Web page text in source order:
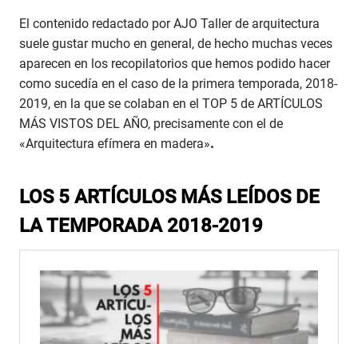
El contenido redactado por AJO Taller de arquitectura
suele gustar mucho en general, de hecho muchas veces
aparecen en los recopilatorios que hemos podido hacer
como sucedía en el caso de la primera temporada, 2018-
2019, en la que se colaban en el TOP 5 de ARTÍCULOS
MÁS VISTOS DEL AÑO, precisamente con el de
«Arquitectura efímera en madera».
LOS 5 ARTÍCULOS MÁS LEÍDOS DE
LA TEMPORADA 2018-2019